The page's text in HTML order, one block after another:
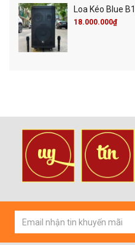
Loa Kéo Blue
18.000.000₫